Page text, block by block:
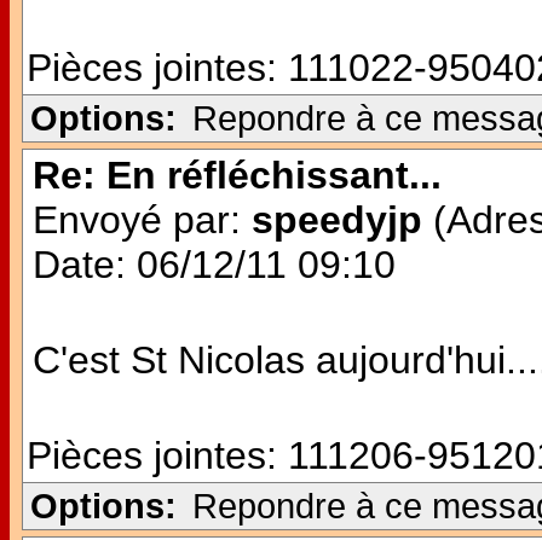
Pièces jointes: 111022-
Options: Repondre à ce
Re: En réfléchissant...
Envoyé par: speedyjp
Date: 06/12/11 09:10
C'est St Nicolas
Pièces jointes: 111206-
Options: Repondre à ce